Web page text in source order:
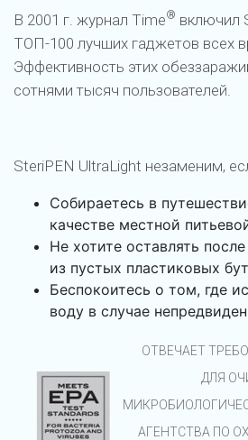
В 2001 г. журнал Time® включил
ТОП-100 лучших гаджетов всех
Эффективность этих
сотнями тысяч пользователей.
SteriPEN UltraLight незаменим,
Собираетесь в
качестве местной
Не хотите оставлять
из пустых пластиковых
Беспокоитесь о том, где
воду в случае
ОТВЕЧАЕТ
ДЛЯ
АГЕНТСТВА ПО